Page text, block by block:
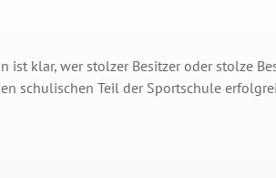
ist klar, wer stolzer Besitzer oder stolze
schulischen Teil der Sportschule